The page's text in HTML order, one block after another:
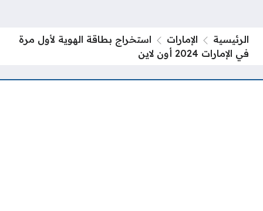
الرئيسية الإمارات
استخراج بطاقة الهوية لأول مرة
في الإمارات 2024 أون لاين